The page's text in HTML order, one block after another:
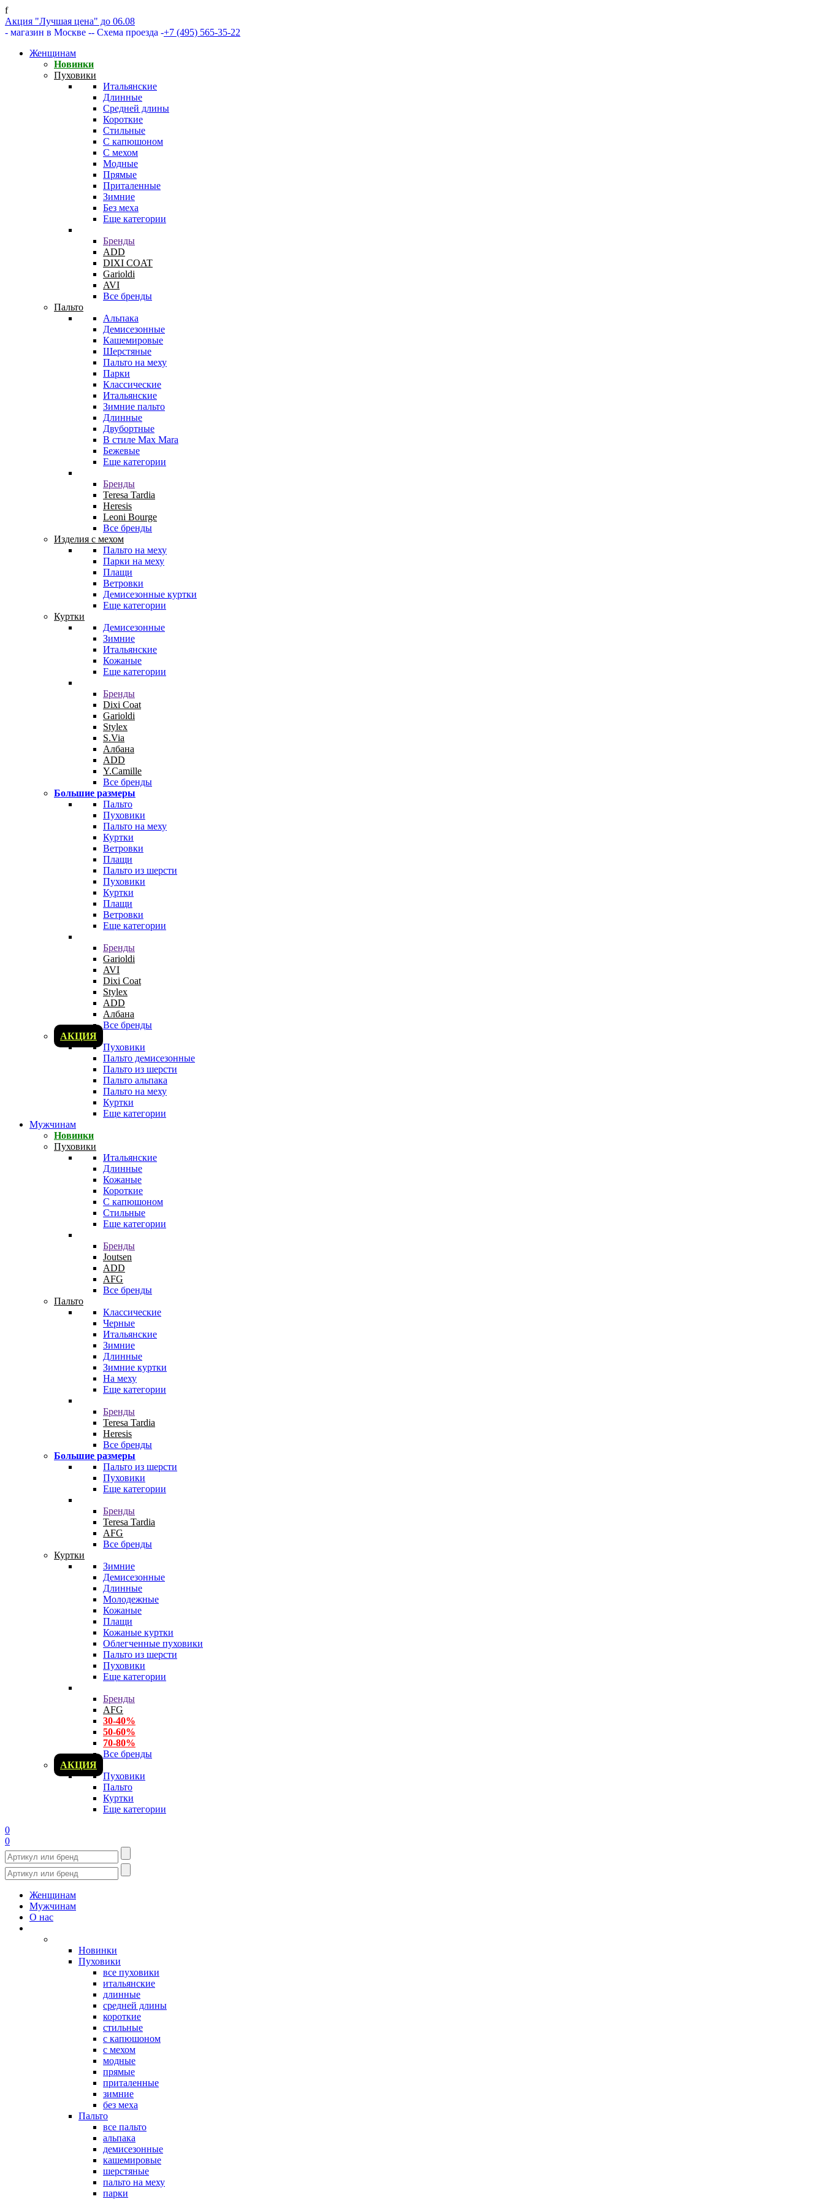
f
Акция "Лучшая цена" до 06.08
- магазин в Москве -- Схема проезда -+7 (495) 565-35-22
Женщинам
Новинки
Пуховики
Итальянские
Длинные
Средней длины
Короткие
Стильные
С капюшоном
С мехом
Модные
Прямые
Приталенные
Зимние
Без меха
Еще категории
Бренды
ADD
DIXI COAT
Garioldi
AVI
Все бренды
Пальто
Альпака
Демисезонные
Кашемировые
Шерстяные
Пальто на меху
Парки
Классические
Итальянские
Зимние пальто
Длинные
Двубортные
В стиле Max Mara
Бежевые
Еще категории
Бренды
Teresa Tardia
Heresis
Leoni Bourge
Все бренды
Изделия с мехом
Пальто на меху
Парки на меху
Плащи
Ветровки
Демисезонные куртки
Еще категории
Куртки
Демисезонные
Зимние
Итальянские
Кожаные
Еще категории
Бренды
Dixi Coat
Garioldi
Stylex
S.Via
Албана
ADD
Y.Camille
Все бренды
Большие размеры
Пальто
Пуховики
Пальто на меху
Куртки
Ветровки
Плащи
Пальто из шерсти
Пуховики
Куртки
Плащи
Ветровки
Еще категории
Бренды
Garioldi
AVI
Dixi Coat
Stylex
ADD
Албана
Все бренды
АКЦИЯ
Пуховики
Пальто демисезонные
Пальто из шерсти
Пальто альпака
Пальто на меху
Куртки
Еще категории
Мужчинам
Новинки
Пуховики
Итальянские
Длинные
Кожаные
Короткие
С капюшоном
Стильные
Еще категории
Бренды
Joutsen
ADD
AFG
Все бренды
Пальто
Классические
Черные
Итальянские
Зимние
Длинные
Зимние куртки
На меху
Еще категории
Бренды
Teresa Tardia
Heresis
Все бренды
Большие размеры
Пальто из шерсти
Пуховики
Еще категории
Бренды
Teresa Tardia
AFG
Все бренды
Куртки
Зимние
Демисезонные
Длинные
Молодежные
Кожаные
Плащи
Кожаные куртки
Облегченные пуховики
Пальто из шерсти
Пуховики
Еще категории
Бренды
AFG
30-40%
50-60%
70-80%
Все бренды
АКЦИЯ
Пуховики
Пальто
Куртки
Еще категории
0
0
Женщинам
Мужчинам
О нас
Новинки
Пуховики
все пуховики
итальянские
длинные
средней длины
короткие
стильные
с капюшоном
с мехом
модные
прямые
приталенные
зимние
без меха
Пальто
все пальто
альпака
демисезонные
кашемировые
шерстяные
пальто на меху
парки